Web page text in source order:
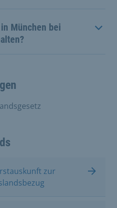
München bei
zur